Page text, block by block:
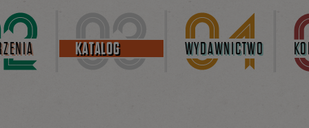
KATALOG WYDAWNICTWO